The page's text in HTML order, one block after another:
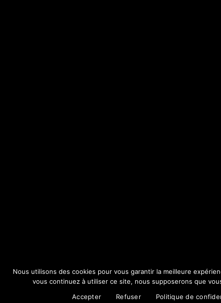
Nous utilisons des cookies pour vous garantir la meilleure
vous continuez à utiliser ce site, nous supposerons que
Accepter
Refuser Politique de